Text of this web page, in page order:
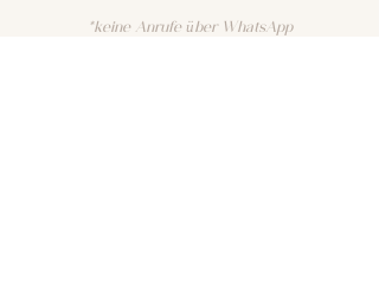
*keine Anrufe über WhatsApp